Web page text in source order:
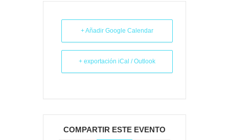
+ Añadir Google Calendar
+ exportación iCal / Outlook
COMPARTIR ESTE EVENTO